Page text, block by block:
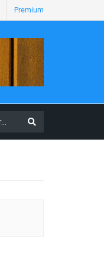
Premium